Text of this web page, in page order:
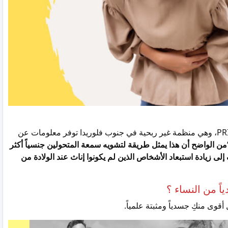
قال Maxx Fenning ، رئيس PRISM، وهي منظمة غير ربحية في جنوب فلوريدا توفر معلومات عن
من الواضح أن هذا يمثل طريقة لتشويه سمعة المتحولين جنسياً أكثر
زيادة استبعاد الأشخاص الذين لم يكونوا إناث عند الولادة من
من النساء ؟
منكِ جسدياً ومثبتة علمياً.